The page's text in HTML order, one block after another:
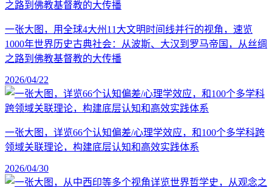
一张大图，用全球4大州11大文明时间线并行的视角，速览
1000年世界历史古典社会：从波斯、大汉到罗马帝国，从丝绸
之路到佛教基督教的大传播
2026/04/22
一张大图，详览66个认知偏差/心理学效应，和100个多学科跨
领域关联理论，构建底层认知和高效实践体系
2026/04/30